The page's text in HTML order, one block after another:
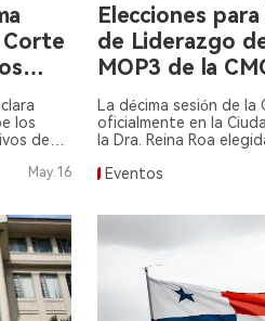
Corte
los
de
May.16
Elecciones
de Liderazgo
MOP3 de la
La décima sesión de la
oficialmente en la
la Dra. Reina Roa
Eventos